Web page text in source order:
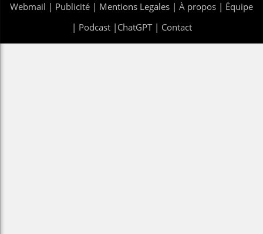
Webmail | Publicité | Mentions Legales | À propos | Équipe
| Podcast| ChatGPT| Contact